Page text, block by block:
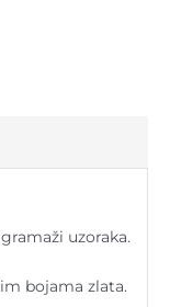
uzoraka.
bojama zlata.